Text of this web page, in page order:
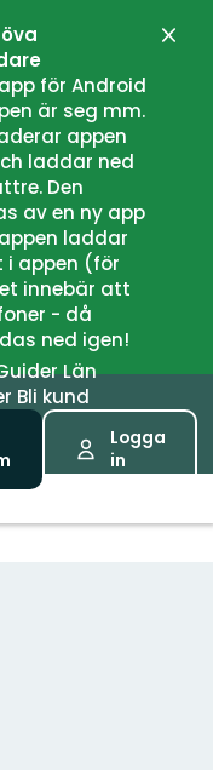
för Android
är seg mm.
appen
laddar ned
Den
av en ny app
laddar
i appen (för
innebär att
- då
ned igen!
Län
Bli kund
Logga
in